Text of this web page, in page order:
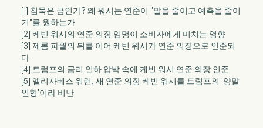
[1] 침묵은 금인가? 왜 워시는 연준이 "말을 줄이고 예측을 줄이
기"를 원하는가
[2] 케빈 워시의 연준 의장 임명이 소비자에게 미치는 영향
[3] 제롬 파월의 뒤를 이어 케빈 워시가 연준 의장으로 인준되
다
[4] 트럼프의 금리 인하 압박 속에 케빈 워시 연준 의장 인준
[5] 엘리자베스 워런, 새 연준 의장 케빈 워시를 트럼프의 '양말
인형'이라 비난